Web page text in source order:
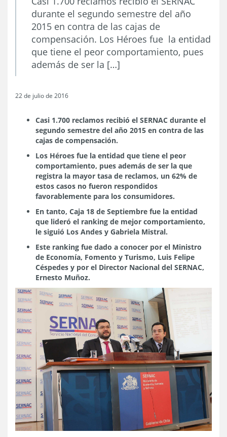
durante el segundo semestre del año
2015 en contra de las cajas de
compensación. Los Héroes fue la entidad
que tiene el peor comportamiento, pues
además de ser la […]
22 de julio de 2016
Casi 1.700 reclamos recibió el SERNAC durante el
segundo semestre del año 2015 en contra de las
cajas de compensación.
Los Héroes fue la entidad que tiene el peor
comportamiento, pues además de ser la que
registra la mayor tasa de reclamos, un 62% de
estos casos no fueron respondidos
favorablemente para los consumidores.
En tanto, Caja 18 de Septiembre fue la entidad
que lideró el ranking de mejor comportamiento,
le siguió Los Andes y Gabriela Mistral.
Este ranking fue dado a conocer por el Ministro
de Economía, Fomento y Turismo, Luis Felipe
Céspedes y por el Director Nacional del SERNAC,
Ernesto Muñoz.